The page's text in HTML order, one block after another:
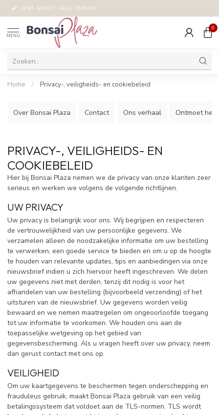
NIET GOED? GELD TERUG!
MENU
0
Home / Privacy-, veiligheids- en cookiebeleid
Over Bonsai Plaza Contact Ons verhaal Ontmoet het
PRIVACY-, VEILIGHEIDS- EN
COOKIEBELEID
Hier bij Bonsai Plaza nemen we de privacy van onze klanten zeer
serieus en werken we volgens de volgende richtlijnen.
UW PRIVACY
Uw privacy is belangrijk voor ons. Wij begrijpen en respecteren
de vertrouwelijkheid van uw persoonlijke gegevens. We
verzamelen alleen de noodzakelijke informatie om uw bestelling
te verwerken, een goede service te bieden en om u op de hoogte
te houden van relevante updates, tips en aanbiedingen via onze
nieuwsbrief indien u zich hiervoor heeft ingeschreven. We delen
uw gegevens niet met derden, tenzij dit nodig is voor het
afhandelen van uw bestelling (bijvoorbeeld verzending) of het
uitsturen van de nieuwsbrief. Uw gegevens worden veilig
bewaard en we nemen maatregelen om ongeoorloofde toegang
tot uw informatie te voorkomen. We houden ons aan de
toepasselijke wetgeving op het gebied van
gegevensbescherming. Als u vragen heeft over uw privacy, neem
dan gerust contact met ons op.
VEILIGHEID
Om uw kaartgegevens te beschermen tegen onderschepping en
frauduleus gebruik, maakt Bonsai Plaza gebruik van een veilig
betalingssysteem dat voldoet aan de TLS-normen. TLS wordt